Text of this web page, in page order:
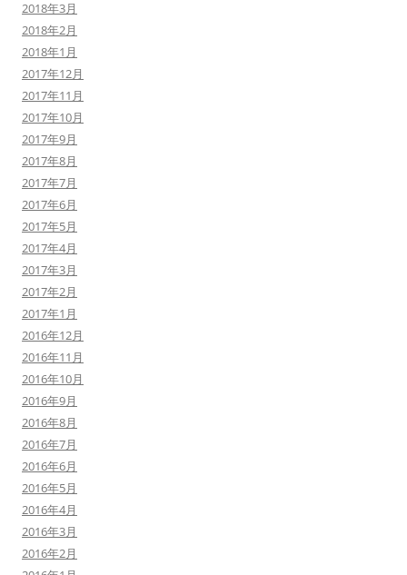
2018年3月
2018年2月
2018年1月
2017年12月
2017年11月
2017年10月
2017年9月
2017年8月
2017年7月
2017年6月
2017年5月
2017年4月
2017年3月
2017年2月
2017年1月
2016年12月
2016年11月
2016年10月
2016年9月
2016年8月
2016年7月
2016年6月
2016年5月
2016年4月
2016年3月
2016年2月